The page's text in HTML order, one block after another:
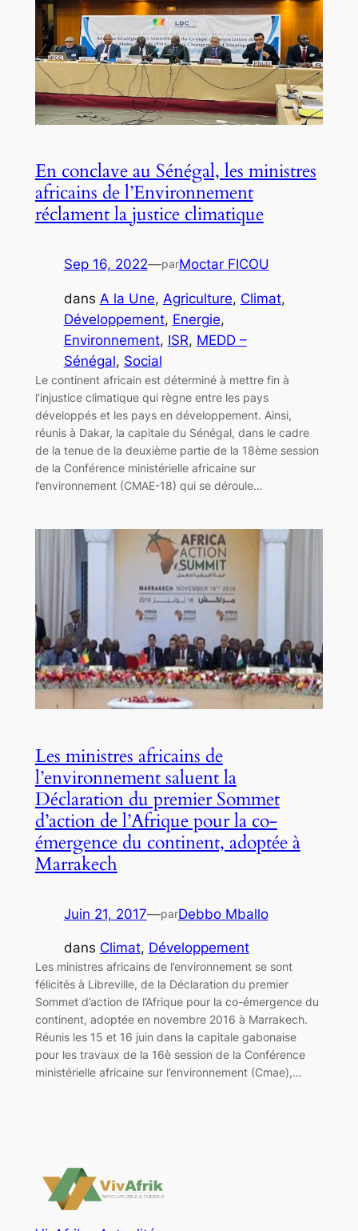
En conclave au Sénégal, les ministres
africains de l’Environnement
réclament la justice climatique
Sep 16, 2022—parMoctar FICOU
dans A la Une, Agriculture, Climat
Développement, Energie
Environnement, ISR, MEDD –
Sénégal, Social
Le continent africain est déterminé à mettre fin à
l’injustice climatique qui règne entre les pays
développés et les pays en développement. Ainsi,
réunis à Dakar, la capitale du Sénégal, dans le cadre
de la tenue de la deuxième partie de la 18ème session
de la Conférence ministérielle africaine sur
l’environnement (CMAE-18) qui se déroule…
Les ministres africains de
l’environnement saluent la
Déclaration du premier Sommet
d’action de l’Afrique pour la co-
émergence du continent, adoptée à
Marrakech
Juin 21, 2017—parDebbo Mballo
dans Climat, Développement
Les ministres africains de l’environnement se sont
félicités à Libreville, de la Déclaration du premier
Sommet d’action de l’Afrique pour la co-émergence du
continent, adoptée en novembre 2016 à Marrakech.
Réunis les 15 et 16 juin dans la capitale gabonaise
pour les travaux de la 16è session de la Conférence
ministérielle africaine sur l’environnement (Cmae),…